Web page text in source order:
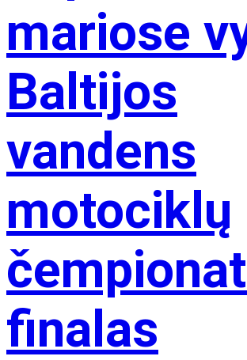
mariose
Baltijos
vandens
motociklų
finalas